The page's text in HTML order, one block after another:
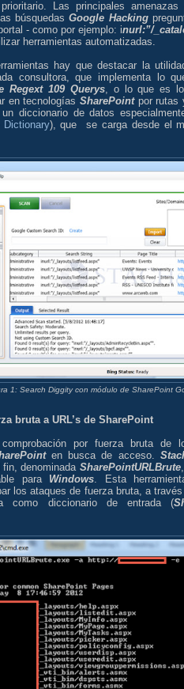
Las principales
búsquedasGoogle Hacking
- como por ejemplo: inurl:”/
herramientas automatizadas.
hay que destacar la
consultora, que implementa lo
Regext 109 Querys, o lo que es lo
en tecnologías SharePointpor rutas
un diccionario de datos
Dictionary), que se carga desde el
1: Search Diggity con módulo de SharePoint
bruta a URL’s de SharePoint
por fuerza bruta de
en busca de acceso.
fin, denominada SharePointURLBrute
para Windows. Esta
los ataques de fuerza bruta, a
como diccionario de entrada (